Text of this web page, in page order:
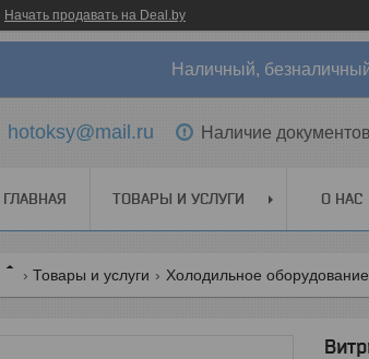
Начать продавать на Deal.by
Наличный,
hotoksy@mail.ru Наличие документов
ГЛАВНАЯ ТОВАРЫ И УСЛУГИ О НАС
Товары и услуги Холодильное оборудование